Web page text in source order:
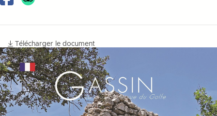
Facebook
Télécharger le document